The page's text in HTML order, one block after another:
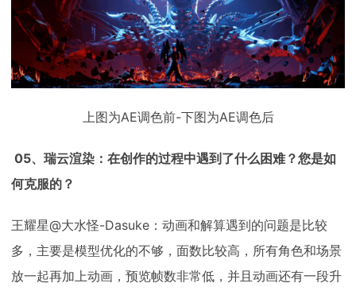
上图为AE调色前-下图为AE调色后
05、瑞云渲染：在创作的过程中遇到了什么困难？您是如
何克服的？
王耀星@大水怪-Dasuke：动画和解算遇到的问题是比较
多，主要是模型优化的不够，面数比较高，所有角色和场景
放一起再加上动画，预览帧数非常低，并且动画还有一段升